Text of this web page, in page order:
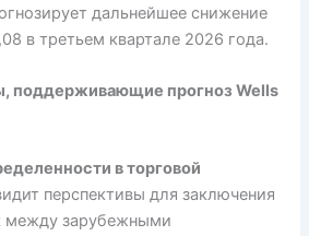
дальнейшее снижение
в третьем квартале 2026 года.
поддерживающие прогноз Wells
в торговой
перспективы для заключения
между зарубежными